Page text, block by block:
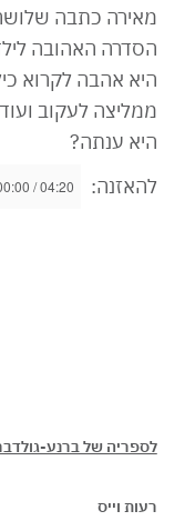
מאירה כתבה
הסדרה האהובה
היא אהבה לקרוא
ממליצה לעקוב
היא ענתה?
/ 04:20 להאזנה:
לספריה של ברנע-
רעות וייס